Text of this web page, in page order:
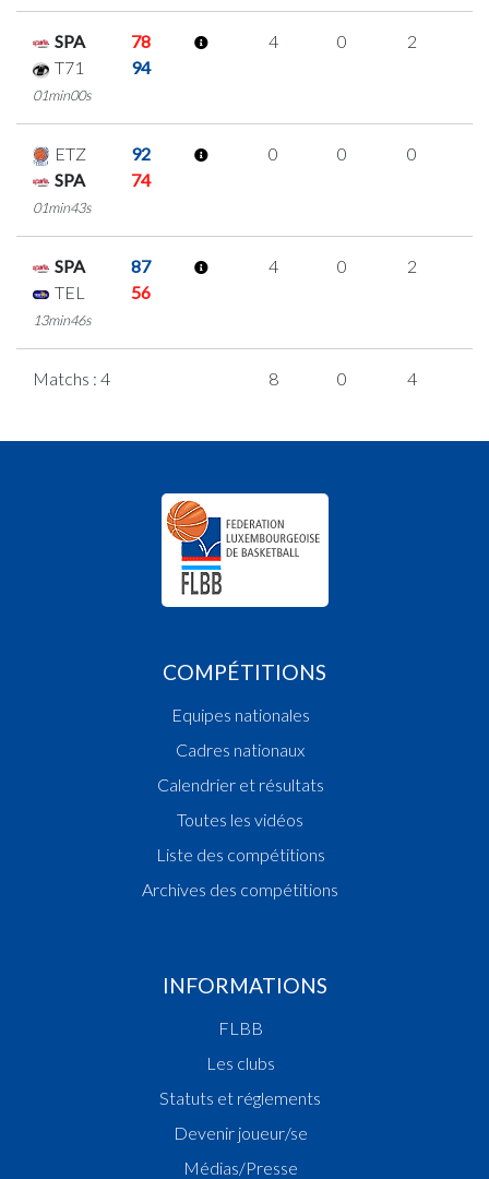
SPA
78
T71
94
01min00s
4 0 2
ETZ
92
SPA
74
01min43s
0 0 0
SPA
87
TEL
56
13min46s
4 0 2
Matchs : 4 8 0 4
COMPÉTITIONS
Equipes nationales
Cadres nationaux
Calendrier et résultats
Toutes les vidéos
Liste des compétitions
Archives des compétitions
INFORMATIONS
FLBB
Les clubs
Statuts et réglements
Devenir joueur/se
Médias/Presse